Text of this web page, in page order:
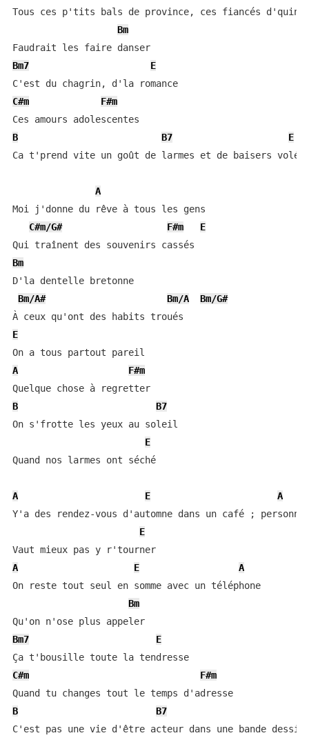
Tous ces p'tits bals de province, ces fiancés
Bm
Faudrait les faire danser
Bm7
E
C'est du chagrin, d'la romance
C#m
F#m
B
B7
E
Ca t'prend vite un goût de larmes et de baisers volés
A
Moi j'donne du rêve à tous les gens
C#m/G#
F#m
E
Bm
D'la dentelle bretonne
Bm/A#
Bm/A
Bm/G#
E
A
F#m
Quelque chose à regretter
B
B7
On s'frotte les yeux au soleil
E
Quand nos larmes ont séché
A E
A
Y'a des rendez-vous d'automne dans un café ; personne
E
Vaut mieux pas y r'tourner
A
E
A
On reste tout seul en somme avec un téléphone
Bm
Qu'on n'ose plus appeler
Bm7
E
Ça t'bousille toute la tendresse
C#m
F#m
Quand tu changes tout le temps d'adresse
B
B7
C'est pas une vie d'être acteur dans une bande